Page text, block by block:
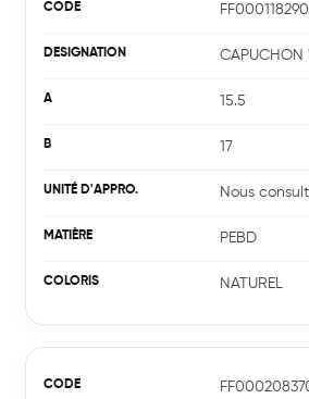
Secteurs & marchés
FF000118290
CAPUCHON
15.5
17
Nous
PEBD
NATUREL